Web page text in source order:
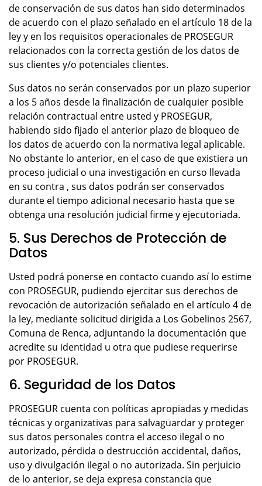
de conservación de sus datos han sido determinados
de acuerdo con el plazo señalado en el artículo 18 de la
ley y en los requisitos operacionales de PROSEGUR
relacionados con la correcta gestión de los datos de
sus clientes y/o potenciales clientes.
Sus datos no serán conservados por un plazo superior
a los 5 años desde la finalización de cualquier posible
relación contractual entre usted y PROSEGUR,
habiendo sido fijado el anterior plazo de bloqueo de
los datos de acuerdo con la normativa legal aplicable.
No obstante lo anterior, en el caso de que existiera un
proceso judicial o una investigación en curso llevada
en su contra , sus datos podrán ser conservados
durante el tiempo adicional necesario hasta que se
obtenga una resolución judicial firme y ejecutoriada.
5. Sus Derechos de Protección de
Datos
Usted podrá ponerse en contacto cuando así lo estime
con PROSEGUR, pudiendo ejercitar sus derechos de
revocación de autorización señalado en el artículo 4 de
la ley, mediante solicitud dirigida a Los Gobelinos 2567,
Comuna de Renca, adjuntando la documentación que
acredite su identidad u otra que pudiese requerirse
por PROSEGUR.
6. Seguridad de los Datos
PROSEGUR cuenta con políticas apropiadas y medidas
técnicas y organizativas para salvaguardar y proteger
sus datos personales contra el acceso ilegal o no
autorizado, pérdida o destrucción accidental, daños,
uso y divulgación ilegal o no autorizada. Sin perjuicio
de lo anterior, se deja expresa constancia que